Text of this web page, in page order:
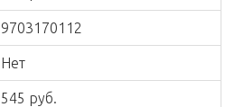
9703170112
Нет
545 руб.